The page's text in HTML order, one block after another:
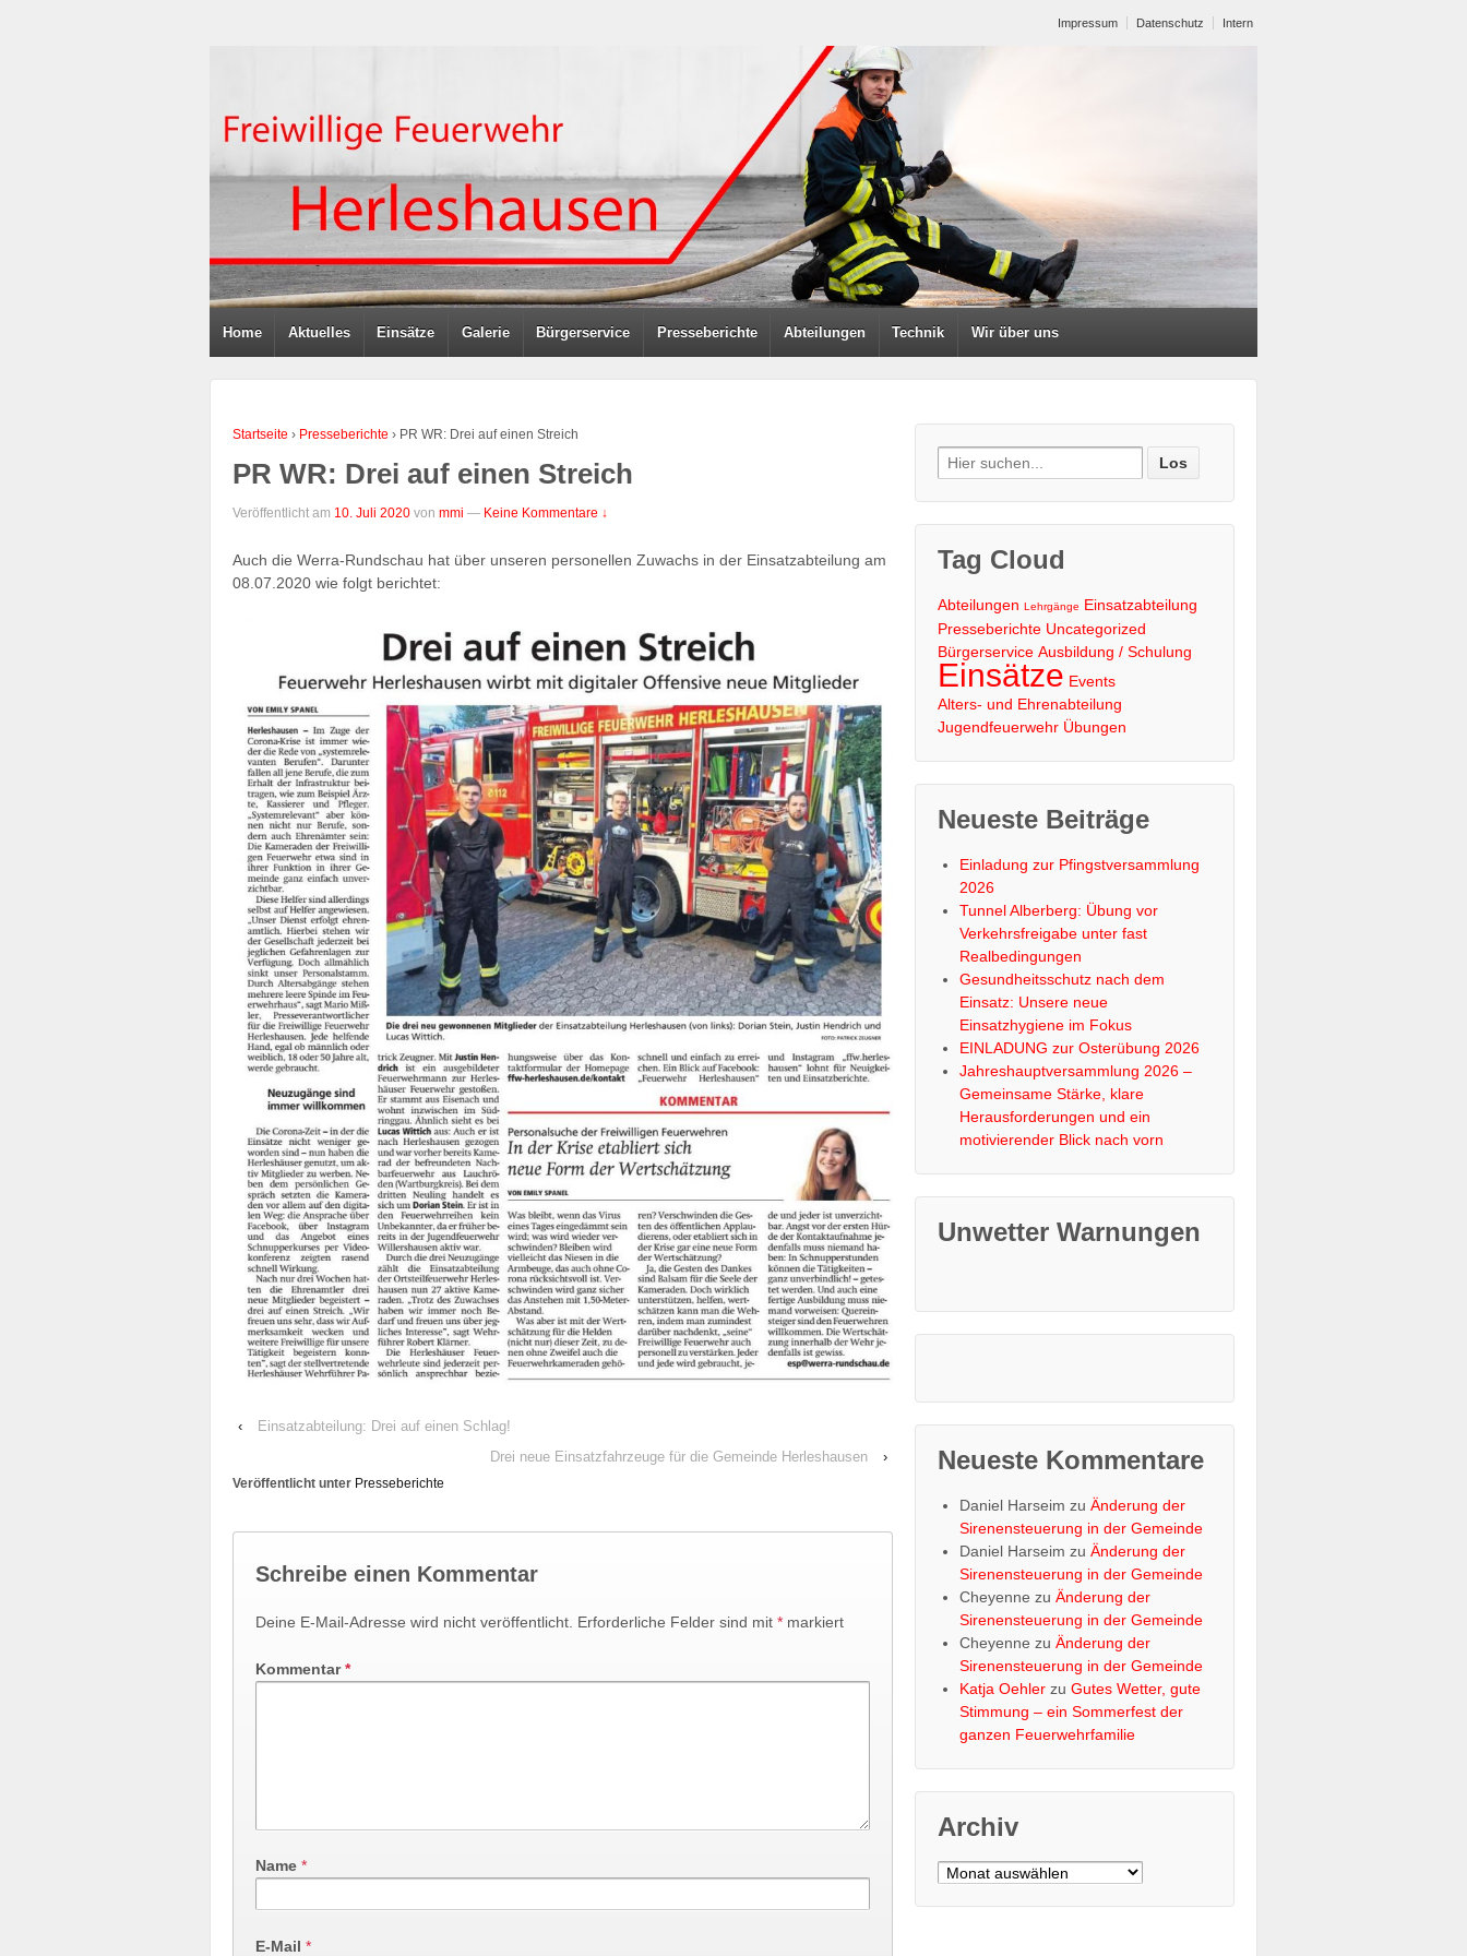
Impressum Datenschutz Intern
Home Aktuelles Einsätze Galerie Bürgerservice Presseberichte Abteilungen Technik Wir über uns
Startseite › Presseberichte › PR WR: Drei auf einen Streich
PR WR: Drei auf einen Streich
Veröffentlicht am 10. Juli 2020 von mmi — Keine Kommentare ↓
Auch die Werra-Rundschau hat über unseren personellen Zuwachs in der Einsatzabteilung am
08.07.2020 wie folgt berichtet:
‹
Einsatzabteilung: Drei auf einen Schlag!
Drei neue Einsatzfahrzeuge für die Gemeinde Herleshausen
›
Veröffentlicht unter Presseberichte
Schreibe einen Kommentar
Deine E-Mail-Adresse wird nicht veröffentlicht. Erforderliche Felder sind mit * markiert
Kommentar*
Name *
E-Mail *
Search
for:
Tag Cloud
Abteilungen Lehrgänge Einsatzabteilung
Presseberichte Uncategorized
Bürgerservice Ausbildung / Schulung
Einsätze Events
Alters- und Ehrenabteilung
Jugendfeuerwehr Übungen
Neueste Beiträge
Einladung zur Pfingstversammlung
2026
Tunnel Alberberg: Übung vor
Verkehrsfreigabe unter fast
Realbedingungen
Gesundheitsschutz nach dem
Einsatz: Unsere neue
Einsatzhygiene im Fokus
EINLADUNG zur Osterübung 2026
Jahreshauptversammlung 2026 –
Gemeinsame Stärke, klare
Herausforderungen und ein
motivierender Blick nach vorn
Unwetter Warnungen
Neueste Kommentare
Daniel Harseim zuÄnderung der
Sirenensteuerung in der Gemeinde
Daniel Harseim zuÄnderung der
Sirenensteuerung in der Gemeinde
Cheyenne zuÄnderung der
Sirenensteuerung in der Gemeinde
Cheyenne zuÄnderung der
Sirenensteuerung in der Gemeinde
Katja Oehler zuGutes Wetter, gute
Stimmung – ein Sommerfest der
ganzen Feuerwehrfamilie
Archiv
Archiv